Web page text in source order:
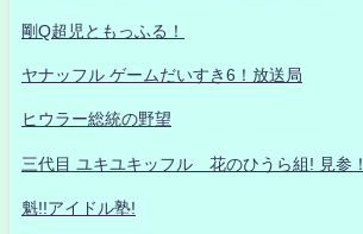
剛Q超児ともっふる！
ヤナッフル ゲームだいすき6！放送局
ヒウラー総統の野望
三代目 ユキユキッフル 花のひうら組! 見参！
魁!!アイドル塾!